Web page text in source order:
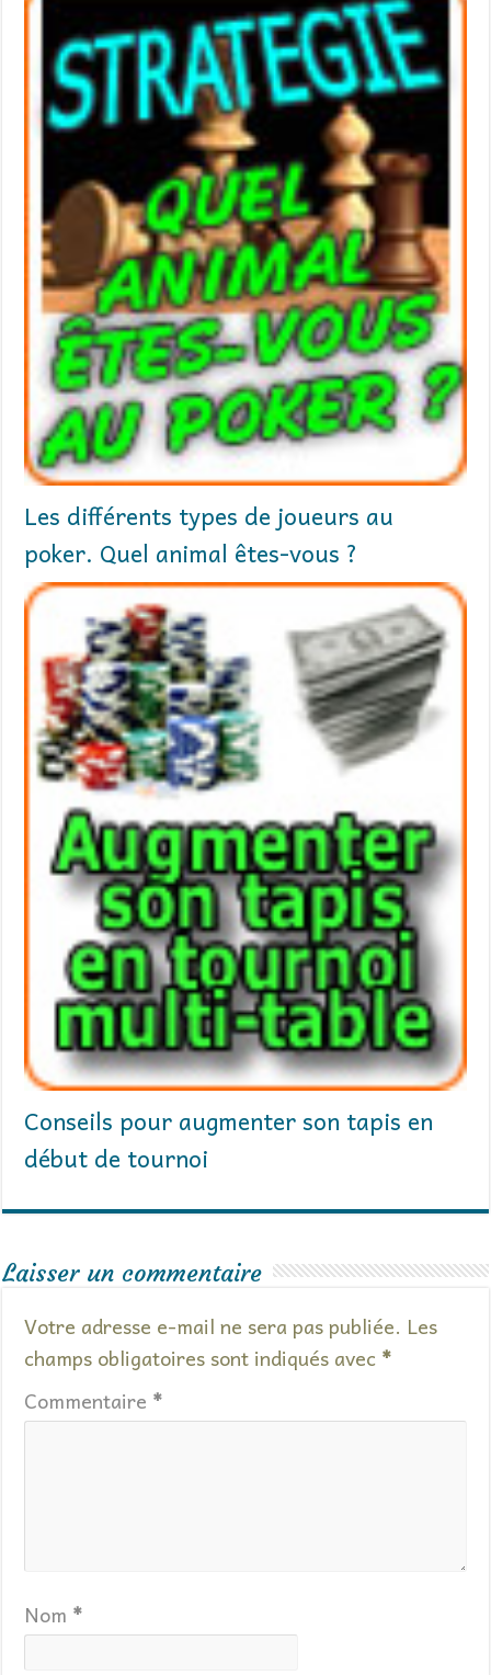
Les différents types de joueurs au
poker. Quel animal êtes-vous ?
Conseils pour augmenter son tapis en
début de tournoi
Laisser un commentaire
Votre adresse e-mail ne sera pas publiée. Les
champs obligatoires sont indiqués avec *
Commentaire *
Nom *